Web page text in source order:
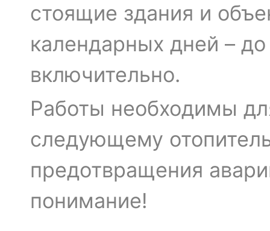
стоящие здания и
календарных дней –
включительно.
Работы необходимы
следующему
предотвращения
понимание!